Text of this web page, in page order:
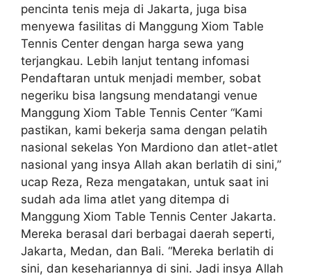
pencinta tenis meja di Jakarta, juga bisa
menyewa fasilitas di Manggung Xiom Table
Tennis Center dengan harga sewa yang
terjangkau. Lebih lanjut tentang infomasi
Pendaftaran untuk menjadi member, sobat
negeriku bisa langsung mendatangi venue
Manggung Xiom Table Tennis Center “Kami
pastikan, kami bekerja sama dengan pelatih
nasional sekelas Yon Mardiono dan atlet-atlet
nasional yang insya Allah akan berlatih di sini,”
ucap Reza, Reza mengatakan, untuk saat ini
sudah ada lima atlet yang ditempa di
Manggung Xiom Table Tennis Center Jakarta.
Mereka berasal dari berbagai daerah seperti,
Jakarta, Medan, dan Bali. “Mereka berlatih di
sini, dan kesehariannya di sini. Jadi insya Allah